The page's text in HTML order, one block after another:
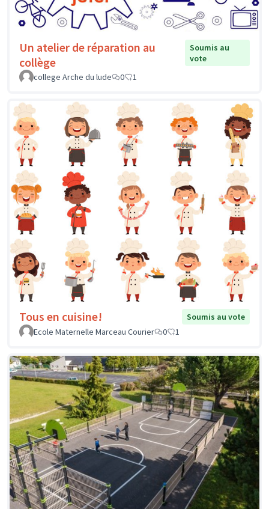
Un atelier de réparation au
collège
Soumis au
vote
college Arche du lude
0 1
Tous en cuisine!
Soumis au vote
Ecole Maternelle Marceau Courier
0 1